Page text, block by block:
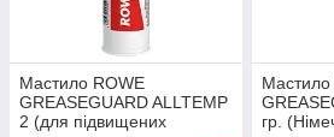
Мастило ROWE
GREASEGUARD ALLTEMP
2 (для підвищених
Мастило
гр.